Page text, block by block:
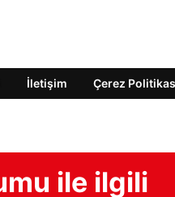
İletişim Çerez
ile ilgili